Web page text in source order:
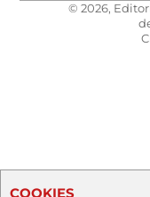
© 2026,
COOKIES